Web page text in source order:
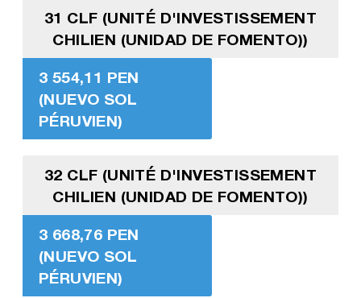
31 CLF (UNITÉ D'INVESTISSEMENT
CHILIEN (UNIDAD DE FOMENTO))
3 554,11 PEN
(NUEVO SOL
PÉRUVIEN)
32 CLF (UNITÉ D'INVESTISSEMENT
CHILIEN (UNIDAD DE FOMENTO))
3 668,76 PEN
(NUEVO SOL
PÉRUVIEN)